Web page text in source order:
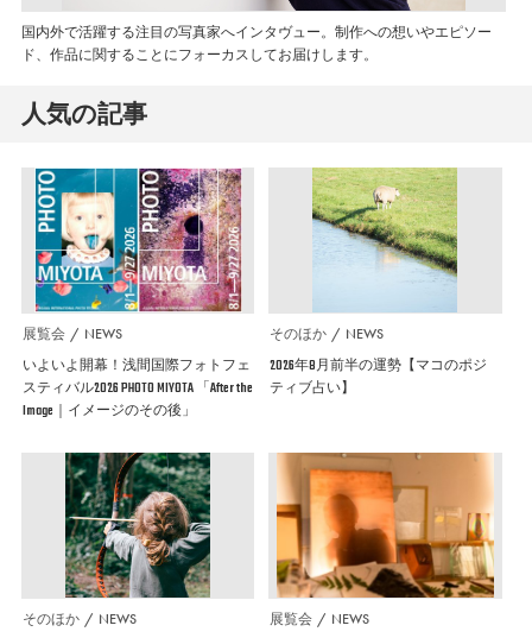
国内外で活躍する注目の写真家へインタヴュー。制作への想いやエピソー
ド、作品に関することにフォーカスしてお届けします。
人気の記事
展覧会 NEWS
いよいよ開幕！浅間国際フォトフェ
スティバル2026 PHOTO MIYOTA 「After the
Image｜イメージのその後」
そのほか NEWS
2026年8月前半の運勢【マコのポジ
ティブ占い】
そのほか NEWS 展覧会 NEWS